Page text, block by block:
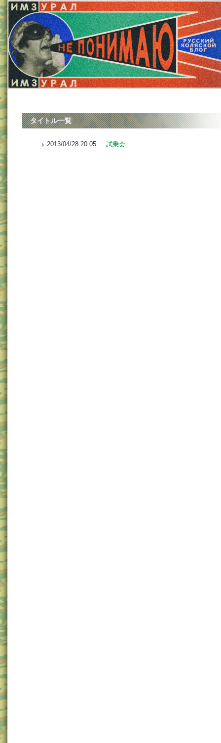
タイトル一覧
2013/04/28 20:05 ... 試乗会